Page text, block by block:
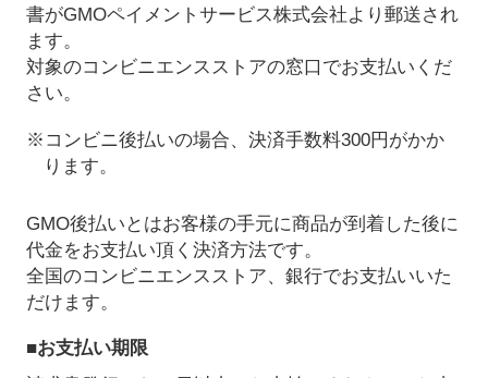
書がGMOペイメントサービス株式会社より郵送され
ます。
対象のコンビニエンスストアの窓口でお支払いくだ
さい。
※コンビニ後払いの場合、決済手数料300円がかか
ります。
GMO後払いとはお客様の手元に商品が到着した後に
代金をお支払い頂く決済方法です。
全国のコンビニエンスストア、銀行でお支払いいた
だけます。
■お支払い期限